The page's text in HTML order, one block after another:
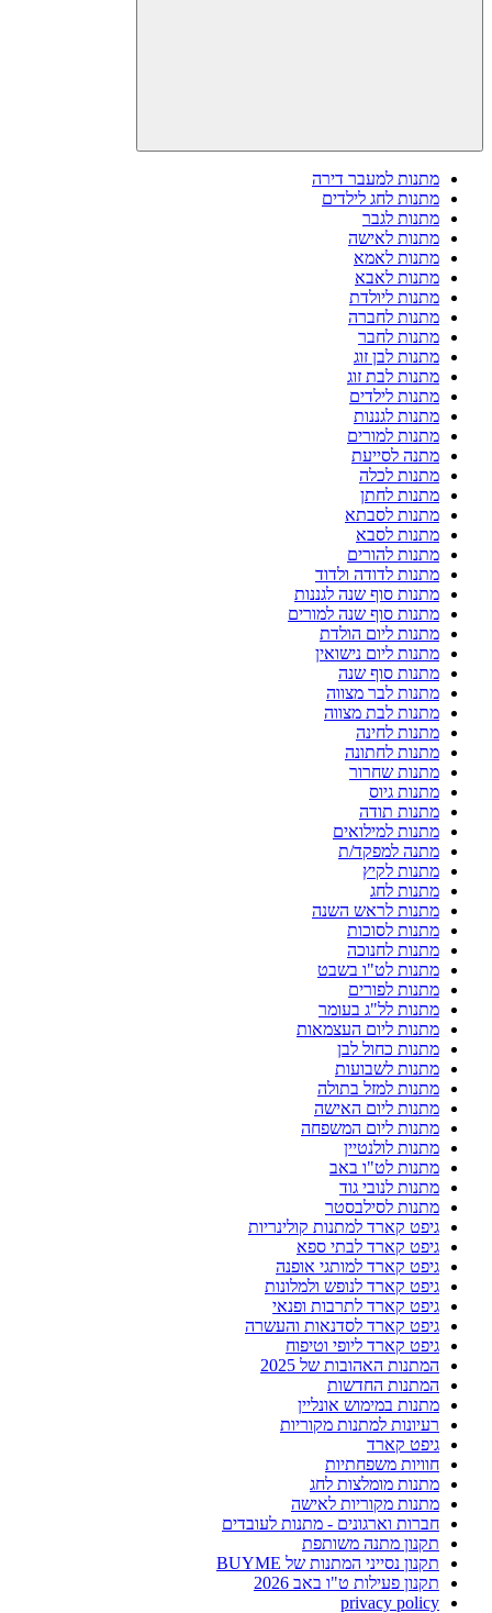
מתנות למעבר דירה
מתנות לחג לילדים
מתנות לגבר
מתנות לאישה
מתנות לאמא
מתנות לאבא
מתנות ליולדת
מתנות לחברה
מתנות לחבר
מתנות לבן זוג
מתנות לבת זוג
מתנות לילדים
מתנות לגננות
מתנות למורים
מתנה לסייעת
מתנות לכלה
מתנות לחתן
מתנות לסבתא
מתנות לסבא
מתנות להורים
מתנות לדודה ולדוד
מתנות סוף שנה לגננות
מתנות סוף שנה למורים
מתנות ליום הולדת
מתנות ליום נישואין
מתנות סוף שנה
מתנות לבר מצווה
מתנות לבת מצווה
מתנות לחינה
מתנות לחתונה
מתנות שחרור
מתנות גיוס
מתנות תודה
מתנות למילואים
מתנה למפקד/ת
מתנות לקיץ
מתנות לחג
מתנות לראש השנה
מתנות לסוכות
מתנות לחנוכה
מתנות לט"ו בשבט
מתנות לפורים
מתנות לל"ג בעומר
מתנות ליום העצמאות
מתנות כחול לבן
מתנות לשבועות
מתנות למזל בתולה
מתנות ליום האישה
מתנות ליום המשפחה
מתנות לולנטיין
מתנות לט"ו באב
מתנות לנובי גוד
מתנות לסילבסטר
גיפט קארד למתנות קולינריות
גיפט קארד לבתי ספא
גיפט קארד למותגי אופנה
גיפט קארד לנופש ולמלונות
גיפט קארד לתרבות ופנאי
גיפט קארד לסדנאות והעשרה
גיפט קארד ליופי וטיפוח
המתנות האהובות של 2025
המתנות החדשות
מתנות במימוש אונליין
רעיונות למתנות מקוריות
גיפט קארד
חוויות משפחתיות
מתנות מומלצות לחג
מתנות מקוריות לאישה
חברות וארגונים - מתנות לעובדים
תקנון מתנה משותפת
תקנון נסייני המתנות של BUYME
תקנון פעילות ט"ו באב 2026
privacy policy